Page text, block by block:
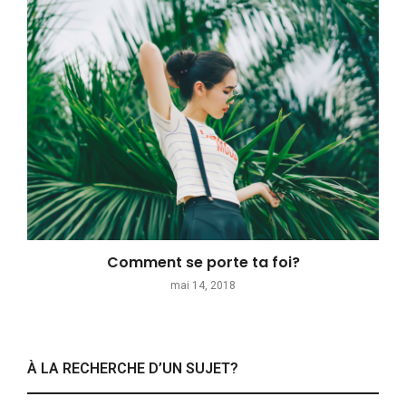
Comment se porte ta foi?
mai 14, 2018
À LA RECHERCHE D’UN SUJET?